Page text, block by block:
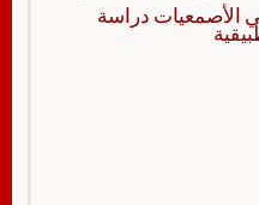
الأصمعيات دراسة